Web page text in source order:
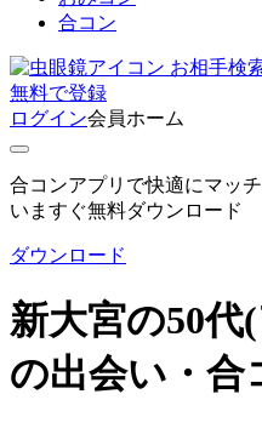
合コン
お相手検
無料で登録
ログイン会員ホーム
合コンアプリで快適にマッ
いますぐ無料ダウンロード
ダウンロード
新大宮の50代
の出会い・合